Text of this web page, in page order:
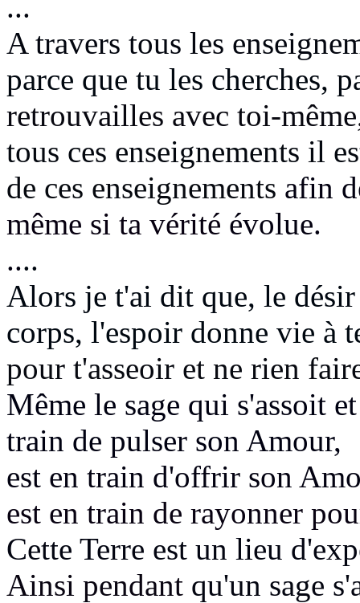
A travers tous les
parce que tu les cherches,
retrouvailles avec toi-
tous ces enseignements il
de ces enseignements afin
même si ta vérité évolue.
....
Alors je t'ai dit que, le
corps, l'espoir donne vie à
pour t'asseoir et ne rien
Même le sage qui s'assoit
train de pulser son Amour,
est en train d'offrir son
est en train de rayonner
Cette Terre est un lieu
Ainsi pendant qu'un sage